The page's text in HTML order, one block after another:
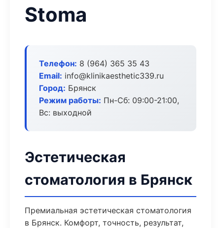
Stoma
Телефон: 8 (964) 365 35 43
Email: info@klinikaesthetic339.ru
Город: Брянск
Режим работы: Пн-Сб: 09:00-21:00,
Вс: выходной
Эстетическая
стоматология в Брянск
Премиальная эстетическая стоматология
в Брянск. Комфорт, точность, результат,